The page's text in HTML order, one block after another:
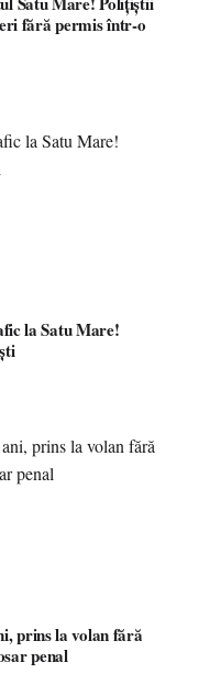
fără permis într-o
la Satu Mare!
prins la volan fără
penal